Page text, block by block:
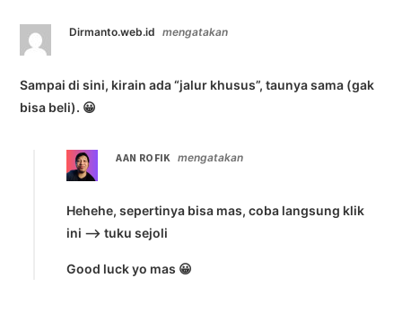
Dirmanto.web.id mengatakan
Sampai di sini, kirain ada “jalur khusus”, taunya sama (gak
bisa beli). 😀
AAN ROFIK mengatakan
Hehehe, sepertinya bisa mas, coba langsung klik
ini –> tuku sejoli
Good luck yo mas 😀